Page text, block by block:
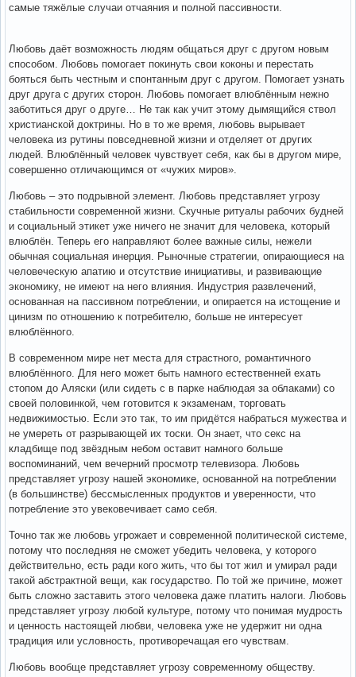
самые тяжёлые случаи отчаяния и полной пассивности.
Любовь даёт возможность людям общаться друг с другом новым
способом. Любовь помогает покинуть свои коконы и перестать
бояться быть честным и спонтанным друг с другом. Помогает узнать
друг друга с других сторон. Любовь помогает влюблённым нежно
заботиться друг о друге… Не так как учит этому дымящийся ствол
христианской доктрины. Но в то же время, любовь вырывает
человека из рутины повседневной жизни и отделяет от других
людей. Влюблённый человек чувствует себя, как бы в другом мире,
совершенно отличающимся от «чужих миров».
Любовь – это подрывной элемент. Любовь представляет угрозу
стабильности современной жизни. Скучные ритуалы рабочих будней
и социальный этикет уже ничего не значит для человека, который
влюблён. Теперь его направляют более важные силы, нежели
обычная социальная инерция. Рыночные стратегии, опирающиеся на
человеческую апатию и отсутствие инициативы, и развивающие
экономику, не имеют на него влияния. Индустрия развлечений,
основанная на пассивном потреблении, и опирается на истощение и
цинизм по отношению к потребителю, больше не интересует
влюблённого.
В современном мире нет места для страстного, романтичного
влюблённого. Для него может быть намного естественней ехать
стопом до Аляски (или сидеть с в парке наблюдая за облаками) со
своей половинкой, чем готовится к экзаменам, торговать
недвижимостью. Если это так, то им придётся набраться мужества и
не умереть от разрывающей их тоски. Он знает, что секс на
кладбище под звёздным небом оставит намного больше
воспоминаний, чем вечерний просмотр телевизора. Любовь
представляет угрозу нашей экономике, основанной на потреблении
(в большинстве) бессмысленных продуктов и уверенности, что
потребление это увековечивает само себя.
Точно так же любовь угрожает и современной политической системе,
потому что последняя не сможет убедить человека, у которого
действительно, есть ради кого жить, что бы тот жил и умирал ради
такой абстрактной вещи, как государство. По той же причине, может
быть сложно заставить этого человека даже платить налоги. Любовь
представляет угрозу любой культуре, потому что понимая мудрость
и ценность настоящей любви, человека уже не удержит ни одна
традиция или условность, противоречащая его чувствам.
Любовь вообще представляет угрозу современному обществу.